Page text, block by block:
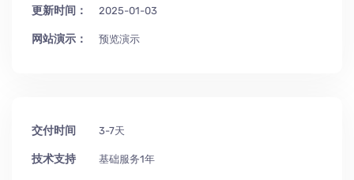
更新时间： 2025-01-03
网站演示： 预览演示
交付时间 3-7天
技术支持 基础服务1年